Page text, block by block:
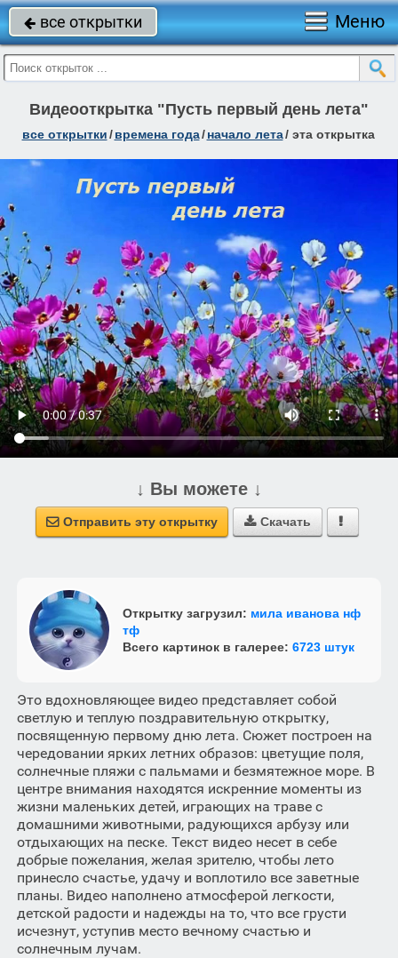
 все открытки Меню
Видеооткрытка "Пусть первый день лета"
все открытки/ времена года/ начало лета/ эта открытка
↓ Вы можете ↓
 Отправить эту открытку  Скачать 
Открытку загрузил: мила иванова нф
тф
Всего картинок в галерее: 6723 штук
Это вдохновляющее видео представляет собой
светлую и теплую поздравительную открытку,
посвященную первому дню лета. Сюжет построен на
чередовании ярких летних образов: цветущие поля,
солнечные пляжи с пальмами и безмятежное море. В
центре внимания находятся искренние моменты из
жизни маленьких детей, играющих на траве с
домашними животными, радующихся арбузу или
отдыхающих на песке. Текст видео несет в себе
добрые пожелания, желая зрителю, чтобы лето
принесло счастье, удачу и воплотило все заветные
планы. Видео наполнено атмосферой легкости,
детской радости и надежды на то, что все грусти
исчезнут, уступив место вечному счастью и
солнечным лучам.